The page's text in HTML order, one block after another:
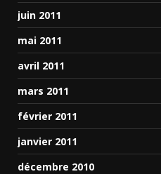
juin 2011
mai 2011
avril 2011
mars 2011
février 2011
janvier 2011
décembre 2010